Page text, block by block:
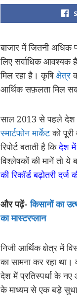
बाजार में जितनी अधिक
लिए सर्वाधिक आवश्यक
मिल रहा है। कृषि क्षेत्र
आर्थिक सफ़लता मिल
साल 2013 से पहले देश में
स्मार्टफोन मार्केटको पूरी
रिपोर्ट बताती है किदेश में
विश्लेषकों की मानें तो
की रिकॉर्ड बढ़ोतरी दर्ज
और पढ़ें-किसानों का
का मास्टरप्लान
निजी आर्थिक क्षेत्र में
का सामना कर रहा था।
देश में प्रतिस्पर्धा के
के माध्यम से एक बड़े